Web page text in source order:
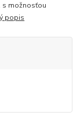
s možnosťou
popis